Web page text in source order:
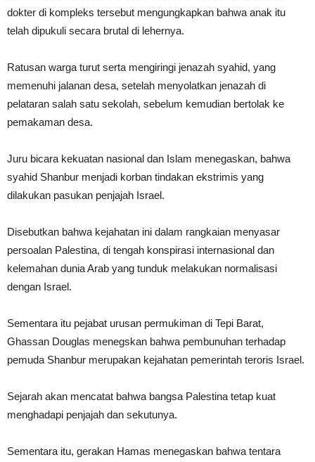
dokter di kompleks tersebut mengungkapkan bahwa anak itu
telah dipukuli secara brutal di lehernya.
Ratusan warga turut serta mengiringi jenazah syahid, yang
memenuhi jalanan desa, setelah menyolatkan jenazah di
pelataran salah satu sekolah, sebelum kemudian bertolak ke
pemakaman desa.
Juru bicara kekuatan nasional dan Islam menegaskan, bahwa
syahid Shanbur menjadi korban tindakan ekstrimis yang
dilakukan pasukan penjajah Israel.
Disebutkan bahwa kejahatan ini dalam rangkaian menyasar
persoalan Palestina, di tengah konspirasi internasional dan
kelemahan dunia Arab yang tunduk melakukan normalisasi
dengan Israel.
Sementara itu pejabat urusan permukiman di Tepi Barat,
Ghassan Douglas menegskan bahwa pembunuhan terhadap
pemuda Shanbur merupakan kejahatan pemerintah teroris Israel.
Sejarah akan mencatat bahwa bangsa Palestina tetap kuat
menghadapi penjajah dan sekutunya.
Sementara itu, gerakan Hamas menegaskan bahwa tentara